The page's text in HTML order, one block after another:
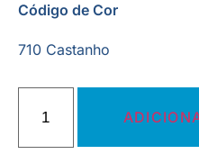
Código de Cor
710 Castanho